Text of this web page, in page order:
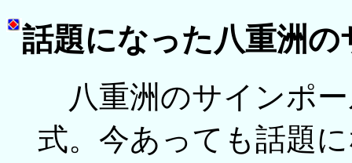
話題になった八重洲
八重洲のサインポ
式。今あっても話題